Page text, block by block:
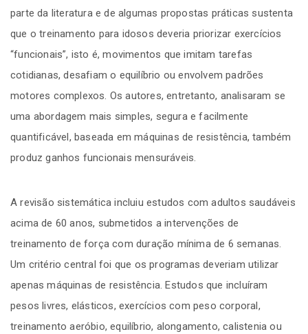
parte da literatura e de algumas propostas práticas sustenta
que o treinamento para idosos deveria priorizar exercícios
“funcionais”, isto é, movimentos que imitam tarefas
cotidianas, desafiam o equilíbrio ou envolvem padrões
motores complexos. Os autores, entretanto, analisaram se
uma abordagem mais simples, segura e facilmente
quantificável, baseada em máquinas de resistência, também
produz ganhos funcionais mensuráveis.
A revisão sistemática incluiu estudos com adultos saudáveis
acima de 60 anos, submetidos a intervenções de
treinamento de força com duração mínima de 6 semanas.
Um critério central foi que os programas deveriam utilizar
apenas máquinas de resistência. Estudos que incluíram
pesos livres, elásticos, exercícios com peso corporal,
treinamento aeróbio, equilíbrio, alongamento, calistenia ou